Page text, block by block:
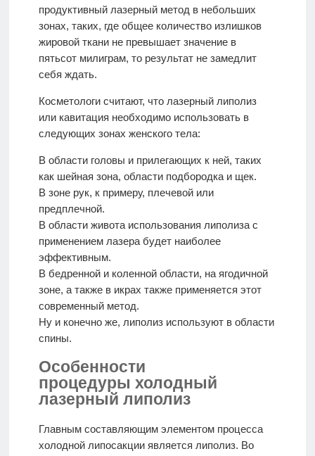
продуктивный лазерный метод в небольших
зонах, таких, где общее количество излишков
жировой ткани не превышает значение в
пятьсот милиграм, то результат не замедлит
себя ждать.
Косметологи считают, что лазерный липолиз
или кавитация необходимо использовать в
следующих зонах женского тела:
В области головы и прилегающих к ней, таких
как шейная зона, области подбородка и щек.
В зоне рук, к примеру, плечевой или
предплечной.
В области живота использования липолиза с
применением лазера будет наиболее
эффективным.
В бедренной и коленной области, на ягодичной
зоне, а также в икрах также применяется этот
современный метод.
Ну и конечно же, липолиз используют в области
спины.
Особенности
процедуры холодный
лазерный липолиз
Главным составляющим элементом процесса
холодной липосакции является липолиз. Во